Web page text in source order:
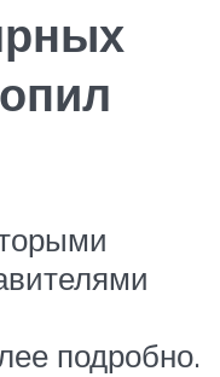
подробно.